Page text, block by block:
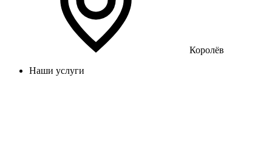
Королёв
Наши услуги